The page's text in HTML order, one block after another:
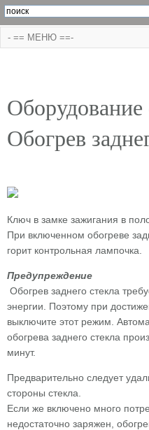
Обогрев
Ключ в замке зажигания в
При включенном обогреве
горит контрольная лампочка.
Предупреждение
Обогрев заднего стекла
энергии. Поэтому при
выключите этот режим.
обогрева заднего стекла
минут.
Предварительно следует
стороны стекла.
Если же включено много
недостаточно заряжен,